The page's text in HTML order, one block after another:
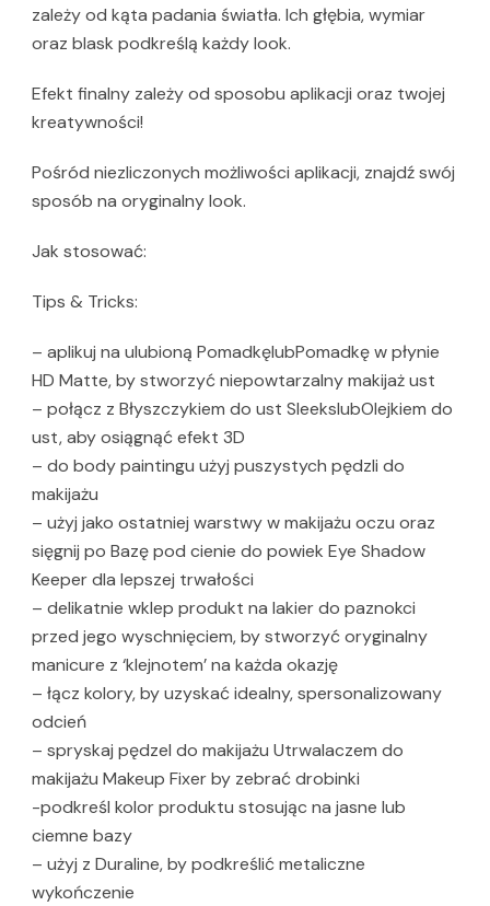
zależy od kąta padania światła. Ich głębia, wymiar
oraz blask podkreślą każdy look.
Efekt finalny zależy od sposobu aplikacji oraz twojej
kreatywności!
Pośród niezliczonych możliwości aplikacji, znajdź swój
sposób na oryginalny look.
Jak stosować:
Tips & Tricks:
– aplikuj na ulubioną PomadkęlubPomadkę w płynie
HD Matte, by stworzyć niepowtarzalny makijaż ust
– połącz z Błyszczykiem do ust SleekslubOlejkiem do
ust, aby osiągnąć efekt 3D
– do body paintingu użyj puszystych pędzli do
makijażu
– użyj jako ostatniej warstwy w makijażu oczu oraz
sięgnij po Bazę pod cienie do powiek Eye Shadow
Keeper dla lepszej trwałości
– delikatnie wklep produkt na lakier do paznokci
przed jego wyschnięciem, by stworzyć oryginalny
manicure z ‘klejnotem’ na każda okazję
– łącz kolory, by uzyskać idealny, spersonalizowany
odcień
– spryskaj pędzel do makijażu Utrwalaczem do
makijażu Makeup Fixer by zebrać drobinki
-podkreśl kolor produktu stosując na jasne lub
ciemne bazy
– użyj z Duraline, by podkreślić metaliczne
wykończenie